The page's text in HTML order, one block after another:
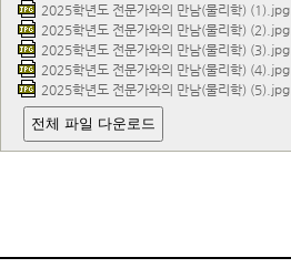
2025학년도 전문가와의 만남(물리학) (1).jpg
2025학년도 전문가와의 만남(물리학) (2).jpg
2025학년도 전문가와의 만남(물리학) (3).jpg
2025학년도 전문가와의 만남(물리학) (4).jpg
2025학년도 전문가와의 만남(물리학) (5).jpg
전체 파일 다운로드